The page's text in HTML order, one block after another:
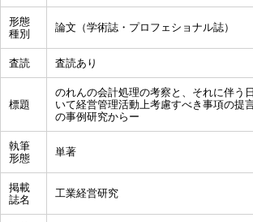
形態
種別
論文（学術誌・プロフェショナル誌）
査読 査読あり
標題
のれんの会計処理の考察と、それに伴う
いて経営管理活動上考慮すべき事項の提
の事例研究からー
執筆
形態
単著
掲載
誌名
工業経営研究